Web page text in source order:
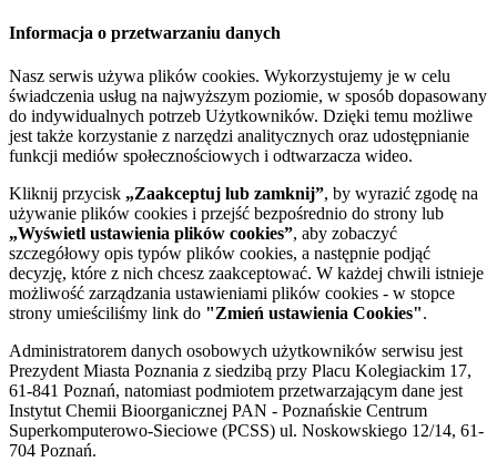
Informacja o przetwarzaniu danych
Nasz serwis używa plików cookies. Wykorzystujemy je w celu
świadczenia usług na najwyższym poziomie, w sposób dopasowany
do indywidualnych potrzeb Użytkowników. Dzięki temu możliwe
jest także korzystanie z narzędzi analitycznych oraz udostępnianie
funkcji mediów społecznościowych i odtwarzacza wideo.
Kliknij przycisk „Zaakceptuj lub zamknij”, by wyrazić zgodę na
używanie plików cookies i przejść bezpośrednio do strony lub
„Wyświetl ustawienia plików cookies”, aby zobaczyć
szczegółowy opis typów plików cookies, a następnie podjąć
decyzję, które z nich chcesz zaakceptować. W każdej chwili istnieje
możliwość zarządzania ustawieniami plików cookies - w stopce
strony umieściliśmy link do "Zmień ustawienia Cookies".
Administratorem danych osobowych użytkowników serwisu jest
Prezydent Miasta Poznania z siedzibą przy Placu Kolegiackim 17,
61-841 Poznań, natomiast podmiotem przetwarzającym dane jest
Instytut Chemii Bioorganicznej PAN - Poznańskie Centrum
Superkomputerowo-Sieciowe (PCSS) ul. Noskowskiego 12/14, 61-
704 Poznań.